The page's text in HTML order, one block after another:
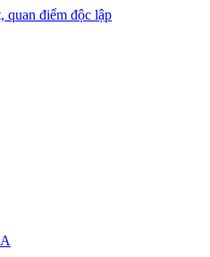
quan điểm độc lập